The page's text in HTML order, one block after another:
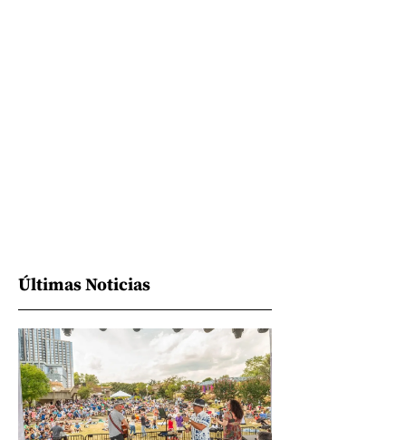
Últimas Noticias